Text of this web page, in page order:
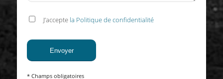
J’accepte la Politique de confidentialité
* Champs obligatoires